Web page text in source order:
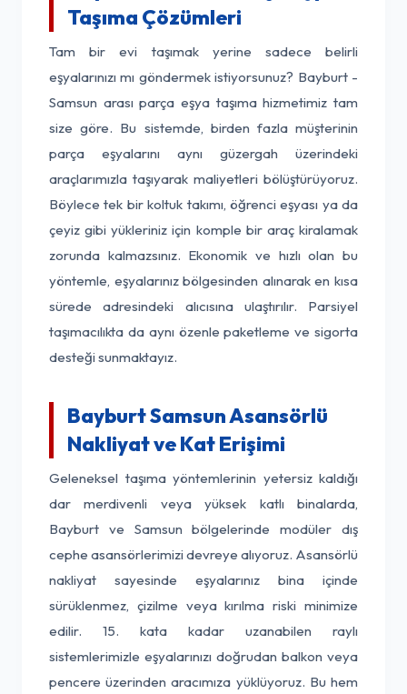
Taşıma Çözümleri
Tam bir evi taşımak yerine sadece belirli
eşyalarınızı mı göndermek istiyorsunuz? Bayburt -
Samsun arası parça eşya taşıma hizmetimiz tam
size göre. Bu sistemde, birden fazla müşterinin
parça eşyalarını aynı güzergah üzerindeki
araçlarımızla taşıyarak maliyetleri bölüştürüyoruz.
Böylece tek bir koltuk takımı, öğrenci eşyası ya da
çeyiz gibi yükleriniz için komple bir araç kiralamak
zorunda kalmazsınız. Ekonomik ve hızlı olan bu
yöntemle, eşyalarınız bölgesinden alınarak en kısa
sürede adresindeki alıcısına ulaştırılır. Parsiyel
taşımacılıkta da aynı özenle paketleme ve sigorta
desteği sunmaktayız.
Bayburt Samsun Asansörlü
Nakliyat ve Kat Erişimi
Geleneksel taşıma yöntemlerinin yetersiz kaldığı
dar merdivenli veya yüksek katlı binalarda,
Bayburt ve Samsun bölgelerinde modüler dış
cephe asansörlerimizi devreye alıyoruz. Asansörlü
nakliyat sayesinde eşyalarınız bina içinde
sürüklenmez, çizilme veya kırılma riski minimize
edilir. 15. kata kadar uzanabilen raylı
sistemlerimizle eşyalarınızı doğrudan balkon veya
pencere üzerinden aracımıza yüklüyoruz. Bu hem